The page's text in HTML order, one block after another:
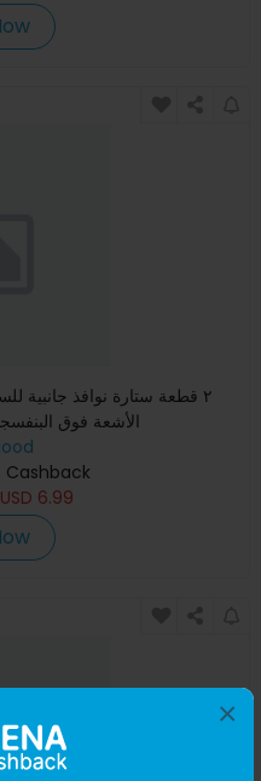
×
٢ قطعة ستارة نوافذ جانبية
الأشعة فوق
Cashback
USD 6.99